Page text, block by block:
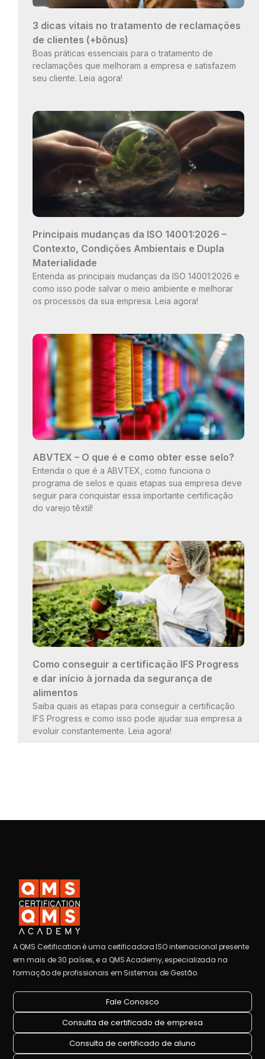
3 dicas vitais no tratamento de reclamações
de clientes (+bônus)
Boas práticas essenciais para o tratamento de
reclamações que melhoram a empresa e satisfazem
seu cliente. Leia agora!
Principais mudanças da ISO 14001:2026 –
Contexto, Condições Ambientais e Dupla
Materialidade
Entenda as principais mudanças da ISO 14001:2026 e
como isso pode salvar o meio ambiente e melhorar
os processos da sua empresa. Leia agora!
ABVTEX – O que é e como obter esse selo?
Entenda o que é a ABVTEX, como funciona o
programa de selos e quais etapas sua empresa deve
seguir para conquistar essa importante certificação
do varejo têxtil!
Como conseguir a certificação IFS Progress
e dar início à jornada da segurança de
alimentos
Saiba quais as etapas para conseguir a certificação
IFS Progress e como isso pode ajudar sua empresa a
evoluir constantemente. Leia agora!
A QMS Certification é uma certificadora ISO internacional presente
em mais de 30 países, e a QMS Academy, especializada na
formação de profissionais em Sistemas de Gestão.
Fale Conosco
Consulta de certificado de empresa
Consulta de certificado de aluno